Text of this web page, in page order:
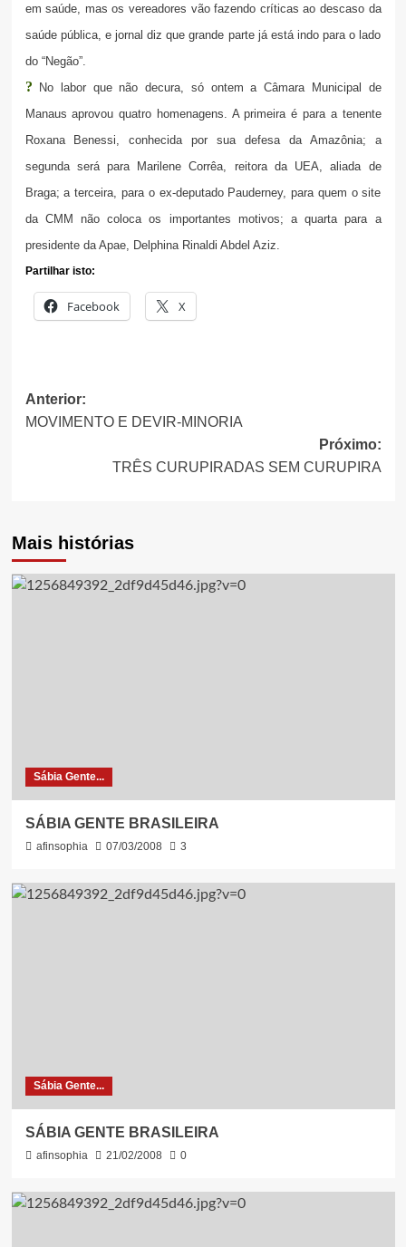
em saúde, mas os vereadores vão fazendo críticas ao descaso da
saúde pública, e jornal diz que grande parte já está indo para o lado
do “Negão”.
?
No labor que não decura, só ontem a Câmara Municipal de
Manaus aprovou quatro homenagens. A primeira é para a tenente
Roxana Benessi, conhecida por sua defesa da Amazônia; a
segunda será para Marilene Corrêa, reitora da UEA, aliada de
Braga; a terceira, para o ex-deputado Pauderney, para quem o site
da CMM não coloca os importantes motivos; a quarta para a
presidente da Apae, Delphina Rinaldi Abdel Aziz.
Partilhar isto:
Facebook X
Navegação
de
artigos
Anterior:
MOVIMENTO E DEVIR-MINORIA
Próximo:
TRÊS CURUPIRADAS SEM CURUPIRA
Mais histórias
Sábia Gente...
SÁBIA GENTE BRASILEIRA
afinsophia 07/03/2008 3
Sábia Gente...
SÁBIA GENTE BRASILEIRA
afinsophia 21/02/2008 0